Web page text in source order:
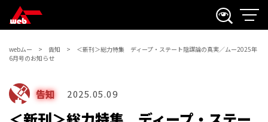
webムー 告知
＜新刊＞総力特集 ディープ・ステート陰謀論の真実／ムー2025年
6月号のお知らせ
告知 2025.05.09